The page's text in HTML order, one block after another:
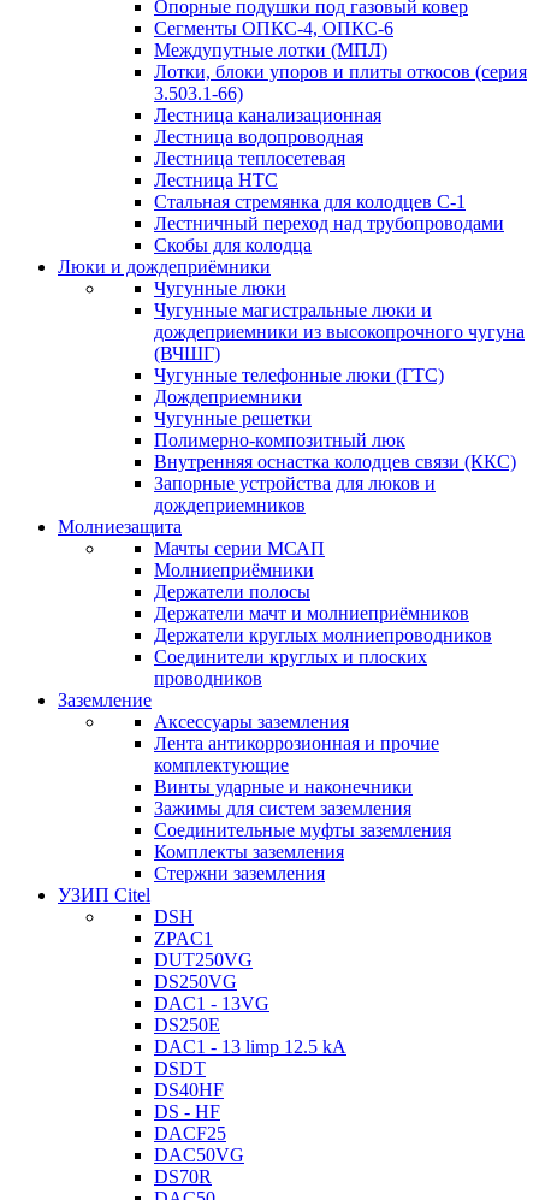
Опорные подушки под газовый ковер
Сегменты ОПКС-4, ОПКС-6
Междупутные лотки (МПЛ)
Лотки, блоки упоров и плиты откосов (серия
3.503.1-66)
Лестница канализационная
Лестница водопроводная
Лестница теплосетевая
Лестница НТС
Стальная стремянка для колодцев С-1
Лестничный переход над трубопроводами
Скобы для колодца
Люки и дождеприёмники
Чугунные люки
Чугунные магистральные люки и
дождеприемники из высокопрочного чугуна
(ВЧШГ)
Чугунные телефонные люки (ГТС)
Дождеприемники
Чугунные решетки
Полимерно-композитный люк
Внутренняя оснастка колодцев связи (ККС)
Запорные устройства для люков и
дождеприемников
Молниезащита
Мачты серии МСАП
Молниеприёмники
Держатели полосы
Держатели мачт и молниеприёмников
Держатели круглых молниепроводников
Cоединители круглых и плоских
проводников
Заземление
Аксессуары заземления
Лента антикоррозионная и прочие
комплектующие
Винты ударные и наконечники
Зажимы для систем заземления
Соединительные муфты заземления
Комплекты заземления
Стержни заземления
УЗИП Citel
DSH
ZPAC1
DUT250VG
DS250VG
DAC1 - 13VG
DS250E
DAC1 - 13 limp 12.5 kA
DSDT
DS40HF
DS - HF
DACF25
DAC50VG
DS70R